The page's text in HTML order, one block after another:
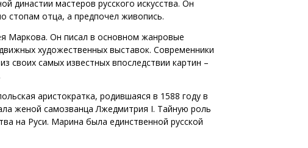
династии мастеров русского искусства. Он
стопам отца, а предпочел живопись.
Маркова. Он писал в основном жанровые
художественных выставок. Современники
своих самых известных впоследствии картин –
аристократка, родившаяся в 1588 году в
женой самозванца Лжедмитрия I. Тайную роль
на Руси. Марина была единственной русской